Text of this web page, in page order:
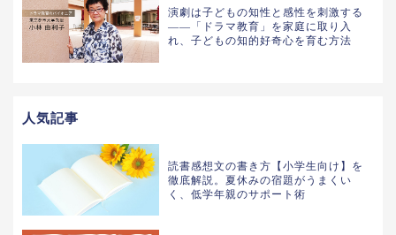
演劇は子どもの知性と感性を刺激する
――「ドラマ教育」を家庭に取り入
れ、子どもの知的好奇心を育む方法
人気記事
読書感想文の書き方【小学生向け】を
徹底解説。夏休みの宿題がうまくい
く、低学年親のサポート術